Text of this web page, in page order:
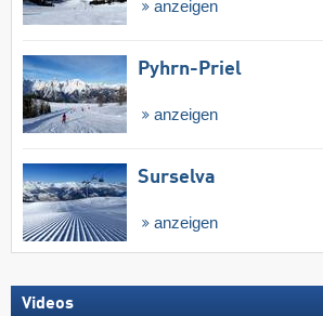
anzeigen
Pyhrn-Priel
anzeigen
Surselva
anzeigen
Videos